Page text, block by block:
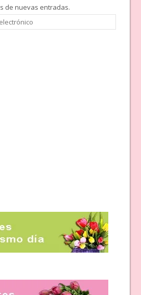
de nuevas entradas.